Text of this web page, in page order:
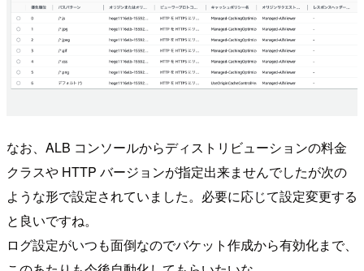
なお、ALB コンソールからディストリビューションの料金
クラスや HTTP バージョンが指定出来ませんでしたが次の
ような形で設定されていました。必要に応じて設定変更する
と良いですね。
ログ設定がいつも面倒なのでバケット作成から有効化まで、